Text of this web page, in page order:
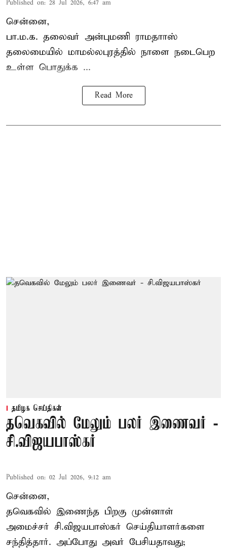
Published on: 28 Jul 2026, 6:47 am
சென்னை,
பா.ம.க. தலைவர் அன்புமணி ராமதாாஸ்
தலைமையில் மாமல்லபுரத்தில் நாளை நடைபெற
உள்ள பொதுக்க ...
Read More
தமிழக செய்திகள்
தவெகவில் மேலும் பலர் இணைவர் -
சி.விஜயபாஸ்கர்
Published on: 02 Jul 2026, 9:12 am
சென்னை,
தவெகவில் இணைந்த பிறகு முன்னாள்
அமைச்சர் சி.விஜயபாஸ்கர் செய்தியாளர்களை
சந்தித்தார். அப்போது அவர் பேசியதாவது;